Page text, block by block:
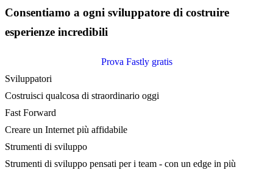
Consentiamo a ogni sviluppatore di costruire
esperienze incredibili
Prova Fastly gratis
Sviluppatori
Costruisci qualcosa di straordinario oggi
Fast Forward
Creare un Internet più affidabile
Strumenti di sviluppo
Strumenti di sviluppo pensati per i team - con un edge in più